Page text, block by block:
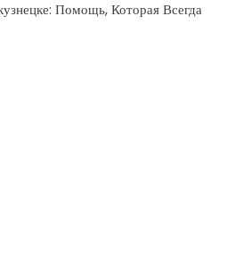
Помощь, Которая Всегда